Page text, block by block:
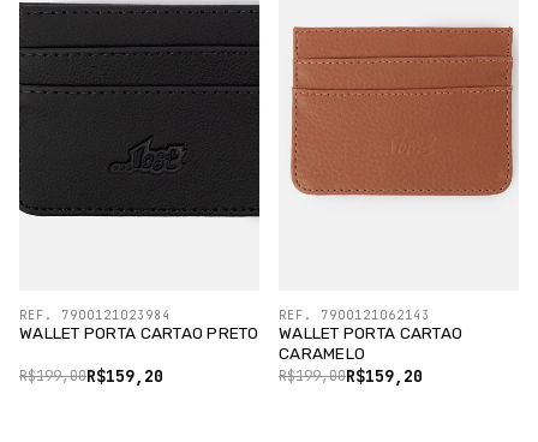
WALLET PORTA CARTAO PRETO
R$159,20
R$199,00
REF. 7900121023984
WALLET PORTA CARTAO
CARAMELO
R$159,20
R$199,00
REF. 7900121062143